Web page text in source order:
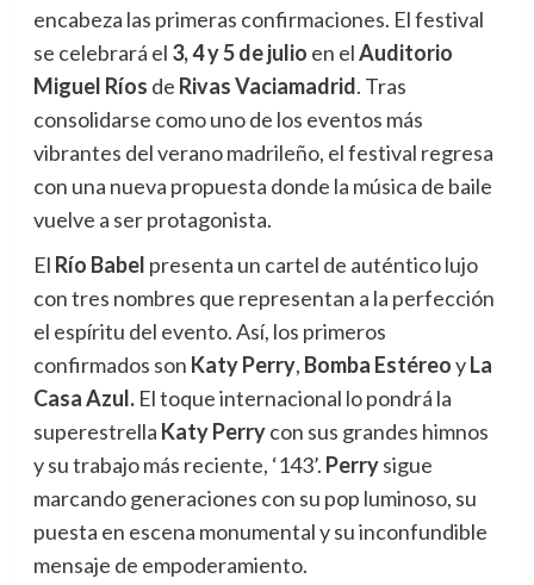
encabeza las primeras confirmaciones. El festival
se celebrará el 3, 4 y 5 de julio en elAuditorio
Miguel Ríos de Rivas Vaciamadrid. Tras
consolidarse como uno de los eventos más
vibrantes del verano madrileño, el festival regresa
con una nueva propuesta donde la música de baile
vuelve a ser protagonista.
El Río Babel presenta un cartel de auténtico lujo
con tres nombres que representan a la perfección
el espíritu del evento. Así, los primeros
confirmados son Katy Perry, Bomba EstéreoyLa
Casa Azul. El toque internacional lo pondrá la
superestrella Katy Perrycon sus grandes himnos
y su trabajo más reciente, ‘143’. Perrysigue
marcando generaciones con su pop luminoso, su
puesta en escena monumental y su inconfundible
mensaje de empoderamiento.